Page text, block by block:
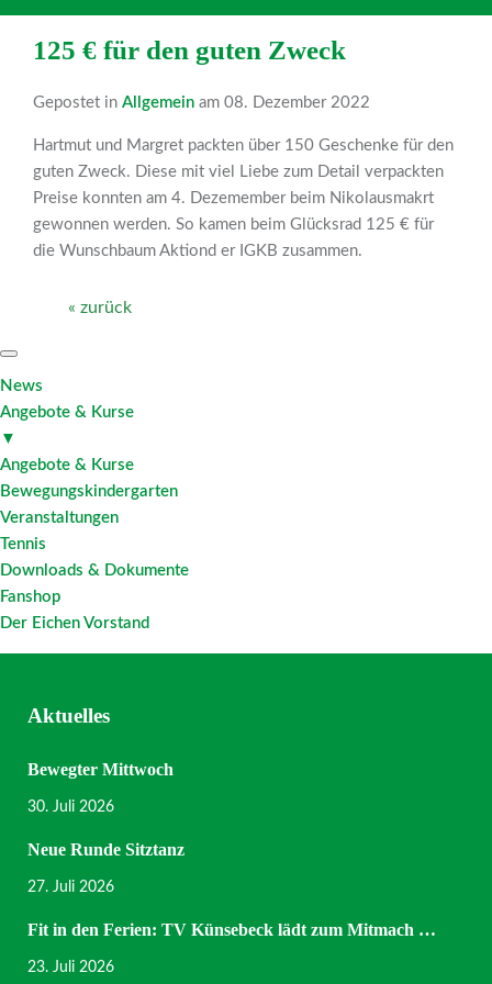
125 € für den guten Zweck
Gepostet in Allgemein am 08. Dezember 2022
Hartmut und Margret packten über 150 Geschenke für den
guten Zweck. Diese mit viel Liebe zum Detail verpackten
Preise konnten am 4. Dezemember beim Nikolausmakrt
gewonnen werden. So kamen beim Glücksrad 125 € für
die Wunschbaum Aktiond er IGKB zusammen.
« zurück
News
Angebote & Kurse
▼
Angebote & Kurse
Bewegungskindergarten
Veranstaltungen
Tennis
Downloads & Dokumente
Fanshop
Der Eichen Vorstand
Aktuelles
Bewegter Mittwoch
30. Juli 2026
Neue Runde Sitztanz
27. Juli 2026
Fit in den Ferien: TV Künsebeck lädt zum Mitmach …
23. Juli 2026